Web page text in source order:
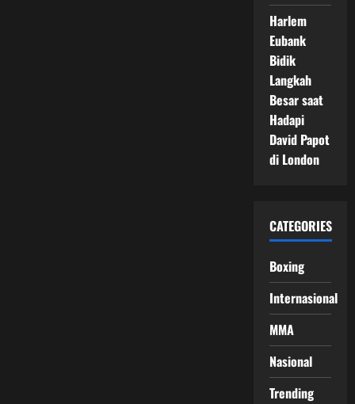
Harlem
Eubank
Bidik
Langkah
Besar saat
Hadapi
David Papot
di London
CATEGORIES
Boxing
Internasional
MMA
Nasional
Trending